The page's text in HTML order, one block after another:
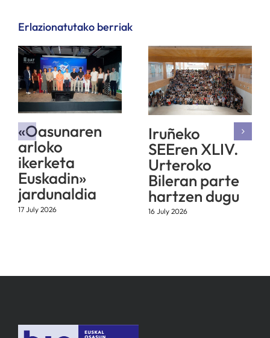
Erlazionatutako berriak
«Oasunaren
arloko
ikerketa
Euskadin»
jardunaldia
17 July 2026
Iruñeko
SEEren XLIV.
Urteroko
Bileran parte
hartzen dugu
16 July 2026